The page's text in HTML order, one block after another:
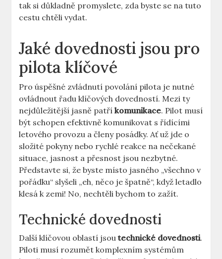
tak si důkladně promyslete, zda byste se‍ na⁢ tuto
cestu chtěli vydat.
Jaké dovednosti jsou pro
pilota klíčové
Pro⁣ úspěšné zvládnutí povolání pilota⁣ je nutné
ovládnout ‌řadu klíčových dovedností. Mezi ‍ty‌
nejdůležitější⁣ jasně patříkomunikace. Pilot musí
být schopen ⁣efektivně komunikovat s řídícími
⁢letového provozu⁤ a členy ⁤posádky. Ať ​už jde o
složité pokyny nebo⁢ rychlé reakce na nečekané
⁤situace, jasnost a přesnost jsou ​nezbytné.‌
Představte si, že byste místo⁣ jasného „všechno v⁤
pořádku“ slyšeli⁤ „eh, něco je špatně“, ​když letadlo
​klesá​ k zemi! No, nechtěli bychom to ⁢zažít.
Technické dovednosti
Další klíčovou ⁤oblastí‍ jsou⁢technické⁣ dovednosti.
Piloti musí rozumět komplexním systémům